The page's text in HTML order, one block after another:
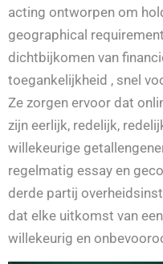
acting ontworpen om
geographical
dichtbijkomen van
toegankelijkheid , snel
Ze zorgen ervoor dat
zijn eerlijk, redelijk,
willekeurige
regelmatig essay en
derde partij
dat elke uitkomst van
willekeurig en